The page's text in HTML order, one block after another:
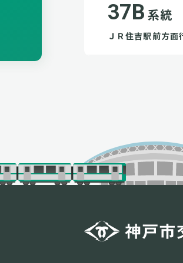
37B 系統
ＪＲ住吉駅前方面